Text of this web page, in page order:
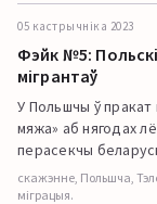
05 кастрычніка 2023
Фэйк №5:
мігрантаў
У Польшчы ў пракат
мяжа» аб нягодах
перасекчы
скажэнне, Польшча,
міграцыя.